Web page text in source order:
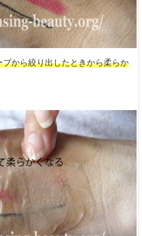
ブから絞り出したときから柔らか